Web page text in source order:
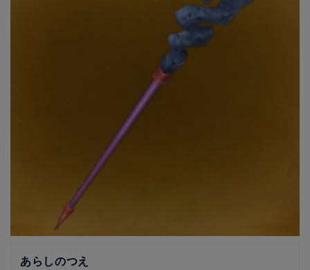
あらしのつえ